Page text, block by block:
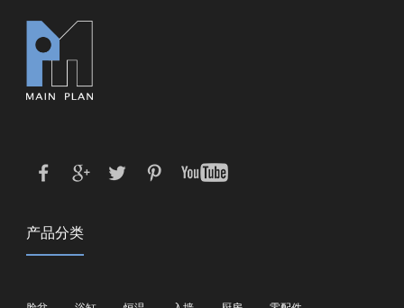
产品分类